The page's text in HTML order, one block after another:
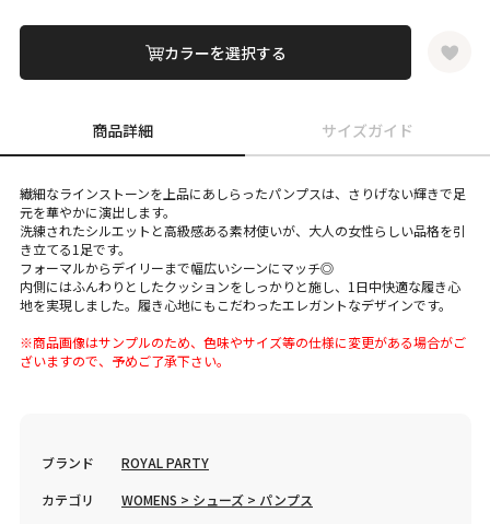
カラーを選択する
商品詳細 サイズガイド
繊細なラインストーンを上品にあしらったパンプスは、さりげない輝きで足
元を華やかに演出します。
洗練されたシルエットと高級感ある素材使いが、大人の女性らしい品格を引
き立てる1足です。
フォーマルからデイリーまで幅広いシーンにマッチ◎
内側にはふんわりとしたクッションをしっかりと施し、1日中快適な履き心
地を実現しました。履き心地にもこだわったエレガントなデザインです。
※商品画像はサンプルのため、色味やサイズ等の仕様に変更がある場合がご
ざいますので、予めご了承下さい。
ブランド
ROYAL PARTY
カテゴリ
WOMENS > シューズ > パンプス